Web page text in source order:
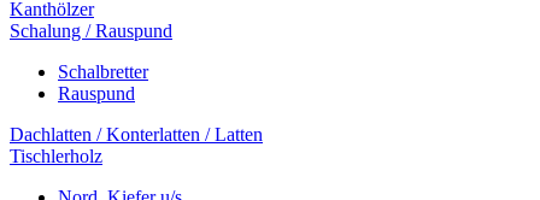
Kanthölzer
Schalung / Rauspund
Schalbretter
Rauspund
Dachlatten / Konterlatten / Latten
Tischlerholz